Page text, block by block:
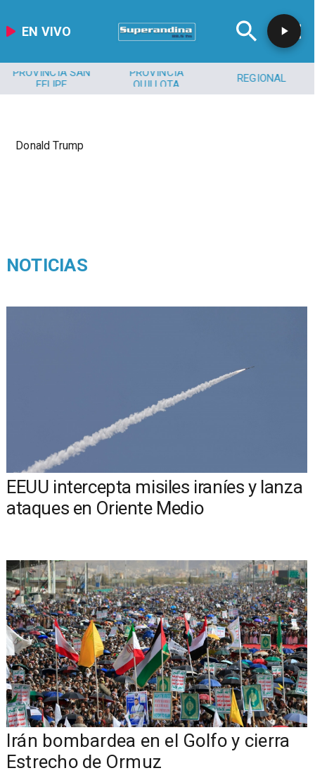
EN VIVO
PROVINCIA SAN
FELIPE
PROVINCIA
QUILLOTA
REGIONAL
Donald Trump
NOTICIAS
EEUU intercepta misiles iraníes y lanza
ataques en Oriente Medio
Irán bombardea en el Golfo y cierra
Estrecho de Ormuz